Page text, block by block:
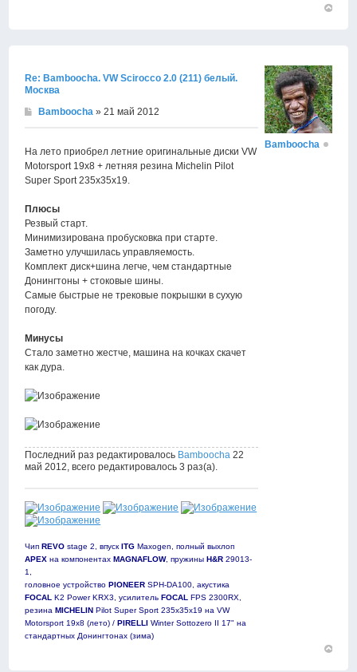
Re: Bamboocha. VW Scirocco 2.0 (211) белый.
Москва
Bamboocha » 21 май 2012
На лето приобрел летние оригинальные диски VW
Motorsport 19х8 + летняя резина Michelin Pilot
Super Sport 235х35х19.
Плюсы
Резвый старт.
Минимизирована пробусковка при старте.
Заметно улучшилась управляемость.
Комплект диск+шина легче, чем стандартные
Донингтоны + стоковые шины.
Самые быстрые не трековые покрышки в сухую
погоду.
Минусы
Стало заметно жестче, машина на кочках скачет
как дура.
Последний раз редактировалось Bamboocha 22
май 2012, всего редактировалось 3 раз(а).
ЧипREVO stage 2, впускITG Maxogen, полный выхлоп
APEX на компонентахMAGNAFLOW, пружиныH&R 29013-
1,
головное устройствоPIONEER SPH-DA100, акустика
FOCAL K2 Power KRX3, усилительFOCAL FPS 2300RX,
резинаMICHELIN Pilot Super Sport 235х35х19 на VW
Motorsport 19х8 (лето) /PIRELLI Winter Sottozero II 17" на
стандартных Донингтонах (зима)
Bamboocha